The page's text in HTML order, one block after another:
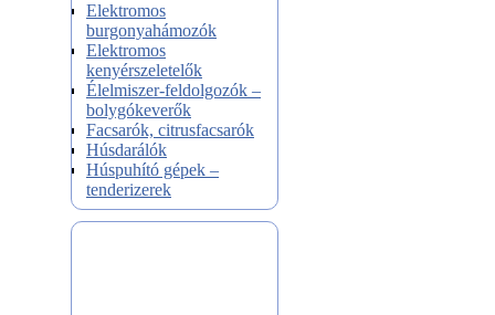
Elektromos
burgonyahámozók
Elektromos
kenyérszeletelők
Élelmiszer-feldolgozók –
bolygókeverők
Facsarók, citrusfacsarók
Húsdarálók
Húspuhító gépek –
tenderizerek